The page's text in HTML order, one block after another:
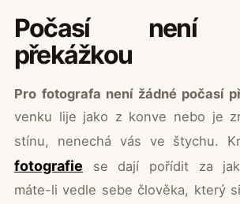
Počasí není
překážkou
Pro fotografa není žádné počasí
venku lije jako z konve nebo je
stínu, nenechá vás ve štychu.
fotografie se dají pořídit za
máte-li vedle sebe člověka, který